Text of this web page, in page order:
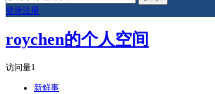
登录注册
roychen的个人空间
访问量1
新鲜事